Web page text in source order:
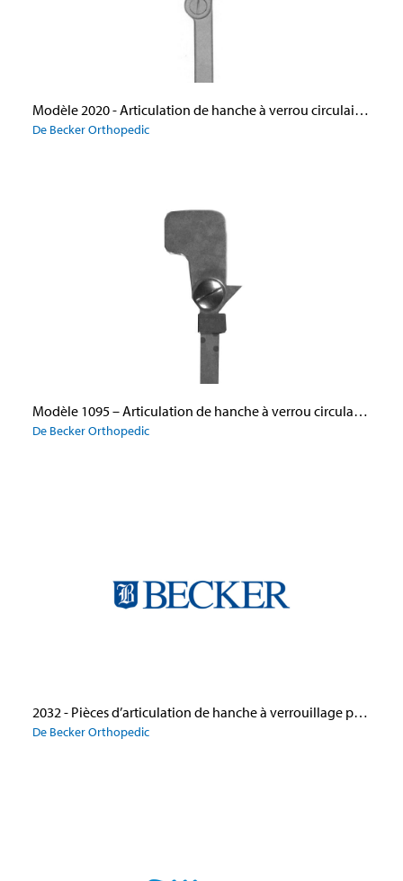
Modèle 2020 - Articulation de hanche à verrou circulaire, en aluminium
De Becker Orthopedic
Modèle 1095 – Articulation de hanche à verrou circulaire à deux positions, avec palier de butée, en aluminium
De Becker Orthopedic
2032 - Pièces d’articulation de hanche à verrouillage par bague à deux positions
De Becker Orthopedic